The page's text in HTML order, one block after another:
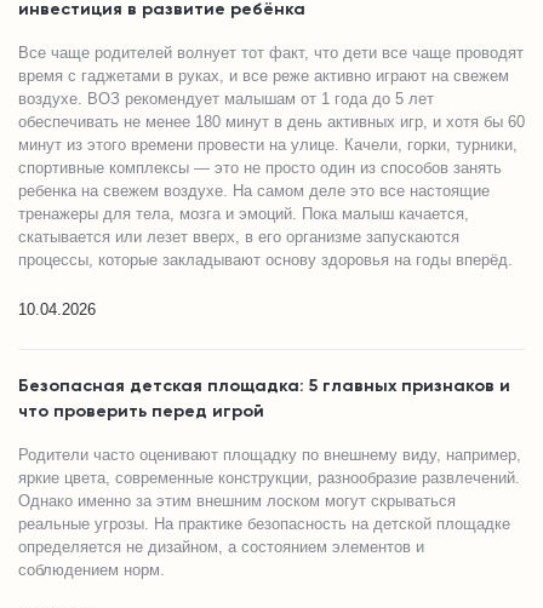
инвестиция в развитие ребёнка
Все чаще родителей волнует тот факт, что дети все чаще проводят
время с гаджетами в руках, и все реже активно играют на свежем
воздухе. ВОЗ рекомендует малышам от 1 года до 5 лет
обеспечивать не менее 180 минут в день активных игр, и хотя бы 60
минут из этого времени провести на улице. Качели, горки, турники,
спортивные комплексы — это не просто один из способов занять
ребенка на свежем воздухе. На самом деле это все настоящие
тренажеры для тела, мозга и эмоций. Пока малыш качается,
скатывается или лезет вверх, в его организме запускаются
процессы, которые закладывают основу здоровья на годы вперёд.
10.04.2026
Безопасная детская площадка: 5 главных признаков и
что проверить перед игрой
Родители часто оценивают площадку по внешнему виду, например,
яркие цвета, современные конструкции, разнообразие развлечений.
Однако именно за этим внешним лоском могут скрываться
реальные угрозы. На практике безопасность на детской площадке
определяется не дизайном, а состоянием элементов и
соблюдением норм.